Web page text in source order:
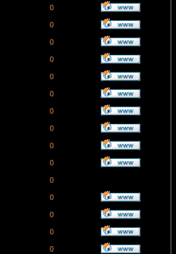
0
0
0
0
0
0
0
0
0
0
0
0
0
0
0